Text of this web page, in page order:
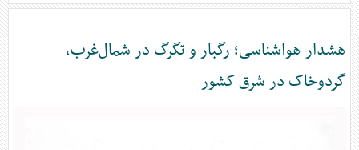
ها
هشدار هواشناسی؛ رگبار و تگرگ در شمال‌غرب،
گردوخاک در شرق کشور